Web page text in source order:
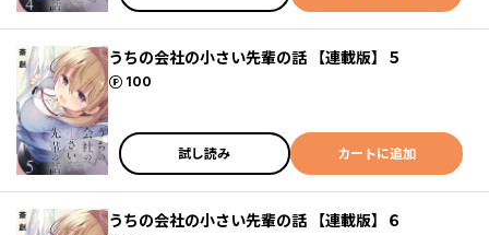
うちの会社の小さい先輩の話 【連載版】５
100
ポイント
試し読み カートに追加
うちの会社の小さい先輩の話 【連載版】６